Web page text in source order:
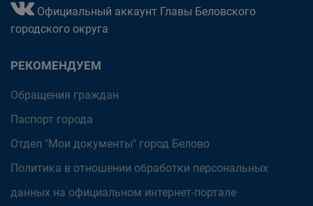
Официальный аккаунт Главы Беловского
городского округа
РЕКОМЕНДУЕМ
Обращения граждан
Паспорт города
Отдел "Мои документы" город Белово
Политика в отношении обработки персональных
данных на официальном интернет-портале